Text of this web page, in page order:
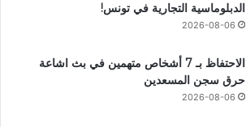
الدبلوماسية التجارية في تونس!
2026-08-06
الاحتفاظ بـ 7 أشخاص متهمين في بث اشاعة
حرق سجن المسعدين
2026-08-06